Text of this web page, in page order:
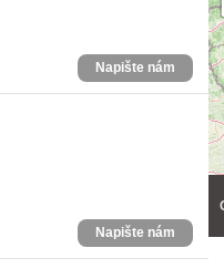
Napište nám
Napište nám